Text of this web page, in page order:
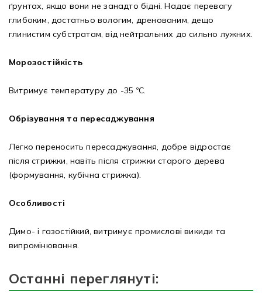
ґрунтах, якщо вони не занадто бідні. Надає перевагу
глибоким, достатньо вологим, дренованим, дещо
глинистим субстратам, від нейтральних до сильно лужних.
Морозостійкість
Витримує температуру до -35 ºС.
Обрізування та пересаджування
Легко переносить пересаджування, добре відростає
після стрижки, навіть після стрижки старого дерева
(формування, кубічна стрижка).
Особливості
Димо- і газостійкий, витримує промислові викиди та
випромінювання.
Останні переглянуті: